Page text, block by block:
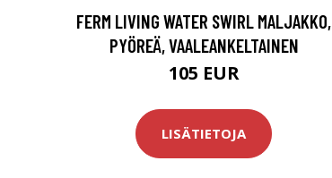
FERM LIVING WATER SWIRL MALJAKKO,
PYÖREÄ, VAALEANKELTAINEN
105 EUR
LISÄTIETOJA